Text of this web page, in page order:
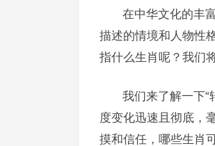
在中华文化的丰
描述的情境和人物性
指什么生肖呢？我们
我们来了解一下“
度变化迅速且彻底，
摸和信任，哪些生肖